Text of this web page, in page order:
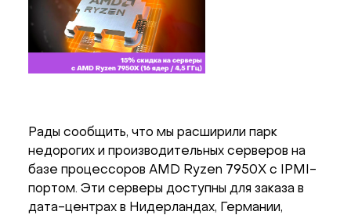
Рады сообщить, что мы расширили парк
недорогих и производительных серверов на
базе процессоров AMD Ryzen 7950X с IPMI-
портом. Эти серверы доступны для заказа в
дата-центрах в Нидерландах, Германии,